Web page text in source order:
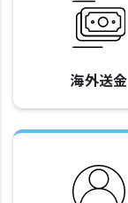
海外送金